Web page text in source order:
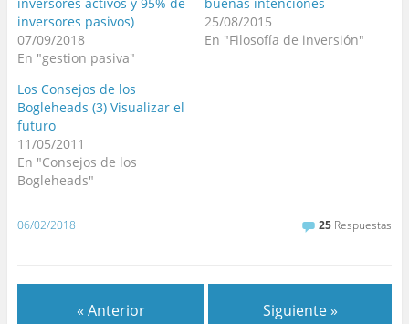
inversores pasivos)
07/09/2018
En "gestion pasiva"
25/08/2015
En "Filosofía de inversión"
Los Consejos de los
Bogleheads (3) Visualizar el
futuro
11/05/2011
En "Consejos de los
Bogleheads"
06/02/2018 25 Respuestas
« Anterior Siguiente »